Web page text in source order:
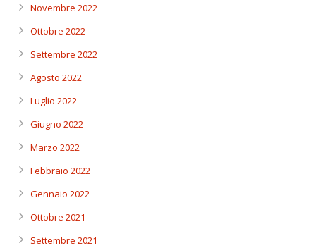
Novembre 2022
Ottobre 2022
Settembre 2022
Agosto 2022
Luglio 2022
Giugno 2022
Marzo 2022
Febbraio 2022
Gennaio 2022
Ottobre 2021
Settembre 2021